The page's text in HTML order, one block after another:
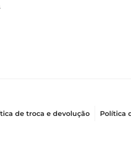
de troca e devolução Política